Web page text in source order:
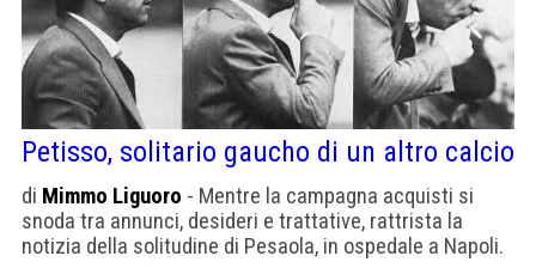
Petisso, solitario gaucho di un altro calcio
di Mimmo Liguoro - Mentre la campagna acquisti si
snoda tra annunci, desideri e trattative, rattrista la
notizia della solitudine di Pesaola, in ospedale a Napoli.